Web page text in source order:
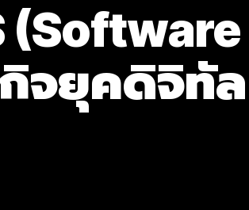
จยุคดิจิทัล